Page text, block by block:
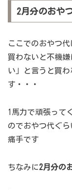
2月分のおや
ここでのおやつ
買わないと不機
い」と言うと買
す・・・
1馬力で頑張って
のでおやつ代ぐ
痛手です
ちなみに2月分の